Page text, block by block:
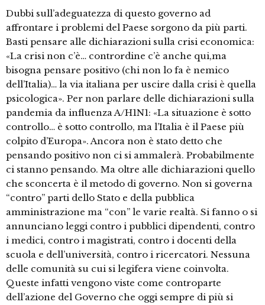
Dubbi sull’adeguatezza di questo governo ad
affrontare i problemi del Paese sorgono da più parti.
Basti pensare alle dichiarazioni sulla crisi economica:
«La crisi non c’è… contrordine c’è anche qui,ma
bisogna pensare positivo (chi non lo fa è nemico
dell’Italia)… la via italiana per uscire dalla crisi è quella
psicologica». Per non parlare delle dichiarazioni sulla
pandemia da influenza A/H1N1: «La situazione è sotto
controllo… è sotto controllo, ma l’Italia è il Paese più
colpito d’Europa». Ancora non è stato detto che
pensando positivo non ci si ammalerà. Probabilmente
ci stanno pensando. Ma oltre alle dichiarazioni quello
che sconcerta è il metodo di governo. Non si governa
“contro” parti dello Stato e della pubblica
amministrazione ma “con” le varie realtà. Si fanno o si
annunciano leggi contro i pubblici dipendenti, contro
i medici, contro i magistrati, contro i docenti della
scuola e dell’università, contro i ricercatori. Nessuna
delle comunità su cui si legifera viene coinvolta.
Queste infatti vengono viste come controparte
dell’azione del Governo che oggi sempre di più si